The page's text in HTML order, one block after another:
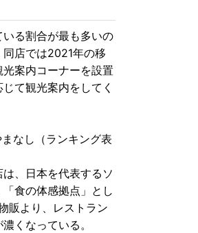
る割合が最も多いの
店では2021年の移
案内コーナーを設置
て観光案内をしてく
なし（ランキング表
、日本を代表するソ
食の体感拠点」とし
販より、レストラン
くなっている。